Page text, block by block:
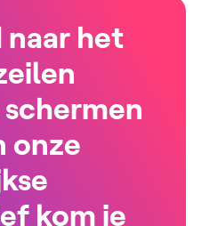
naar het
onze
kom je